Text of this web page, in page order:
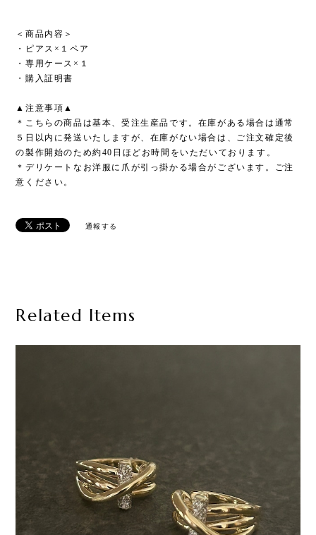
＜商品内容＞
・ピアス×１ペア
・専用ケース×１
・購入証明書
▲注意事項▲
＊こちらの商品は基本、受注生産品です。在庫がある場合は通常
５日以内に発送いたしますが、在庫がない場合は、ご注文確定後
の製作開始のため約40日ほどお時間をいただいております。
＊デリケートなお洋服に爪が引っ掛かる場合がございます。ご注
意ください。
通報する
Related Items